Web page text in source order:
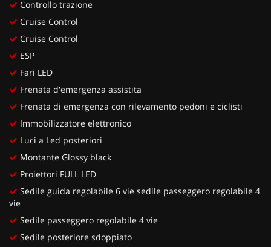
Controllo trazione
Cruise Control
Cruise Control
ESP
Fari LED
Frenata d'emergenza assistita
Frenata di emergenza con rilevamento pedoni e ciclisti
Immobilizzatore elettronico
Luci a Led posteriori
Montante Glossy black
Proiettori FULL LED
Sedile guida regolabile 6 vie sedile passeggero regolabile 4
vie
Sedile passeggero regolabile 4 vie
Sedile posteriore sdoppiato